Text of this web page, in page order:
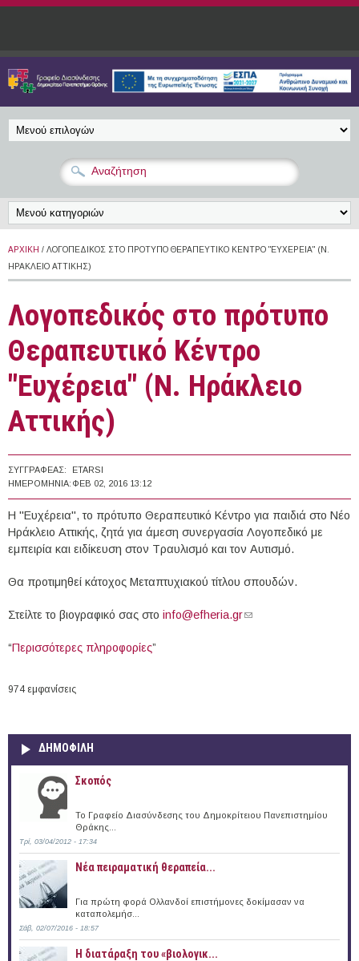
Παράκαμψη προς το κυρίως περιεχόμενο
ΑΡΧΙΚΉ / ΛΟΓΟΠΕΔΙΚΌΣ ΣΤΟ ΠΡΌΤΥΠΟ ΘΕΡΑΠΕΥΤΙΚΌ ΚΈΝΤΡΟ "ΕΥΧΈΡΕΙΑ" (Ν.
ΗΡΆΚΛΕΙΟ ΑΤΤΙΚΉΣ)
Λογοπεδικός στο πρότυπο
Θεραπευτικό Κέντρο
"Ευχέρεια" (Ν. Ηράκλειο
Αττικής)
ΣΥΓΓΡΑΦΈΑΣ:
ETARSI
ΗΜΕΡΟΜΗΝΊΑ: ΦΕΒ 02, 2016 13:12
Η "Ευχέρεια", το πρότυπο Θεραπευτικό Κέντρο για παιδιά στο Νέο
Ηράκλειο Αττικής, ζητά για άμεση συνεργασία Λογοπεδικό με
εμπειρία και ειδίκευση στον Τραυλισμό και τον Αυτισμό.
Θα προτιμηθεί κάτοχος Μεταπτυχιακού τίτλου σπουδών.
Στείλτε το βιογραφικό σας στο info@efheria.gr(link sends e-mail)
“Περισσότερες πληροφορίες”
974 εμφανίσεις
ΔΗΜΟΦΙΛΗ
Σκοπός
Το Γραφείο Διασύνδεσης του Δημοκρίτειου Πανεπιστημίου
Θράκης...
Τρί, 03/04/2012 - 17:34
Νέα πειραματική θεραπεία...
Για πρώτη φορά Ολλανδοί επιστήμονες δοκίμασαν να
καταπολεμήσ...
Σάβ, 02/07/2016 - 18:57
Η διατάραξη του «βιολογικ...